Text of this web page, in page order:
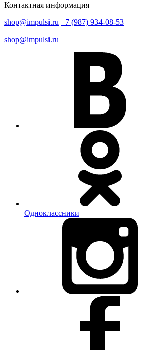
Контактная информация
shop@impulsi.ru +7 (987) 934-08-53
shop@impulsi.ru
Одноклассники